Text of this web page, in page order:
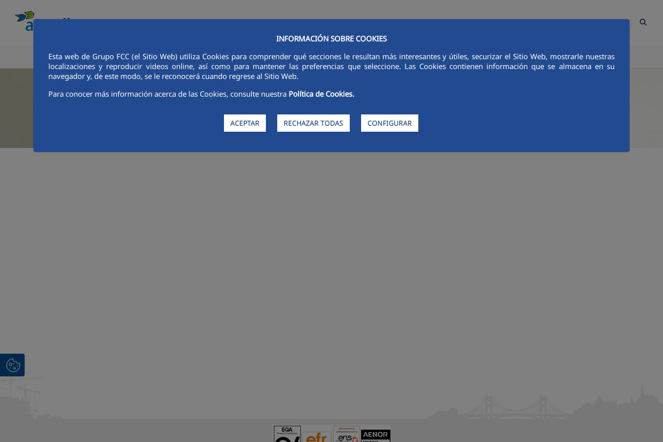
INFORMACIÓN SOBRE COOKIES
Esta web de Grupo FCC (el Sitio Web) utiliza Cookies para comprender qué secciones le resultan más interesantes y útiles, securizar el Sitio Web, mostrarle nuestras
localizaciones y reproducir videos online, así como para mantener las preferencias que seleccione. Las Cookies contienen información que se almacena en su
navegador y, de este modo, se le reconocerá cuando regrese al Sitio Web.
Para conocer más información acerca de las Cookies, consulte nuestra Política de Cookies.
ACEPTAR RECHAZAR TODAS CONFIGURAR
CONOCE AQUALIA ANALISTAS E INVERSORES INNOVACIÓN DIGITALIZACIÓN SOSTENIBILIDAD ÉTICA E INTEGRIDAD COMUNICACIÓN